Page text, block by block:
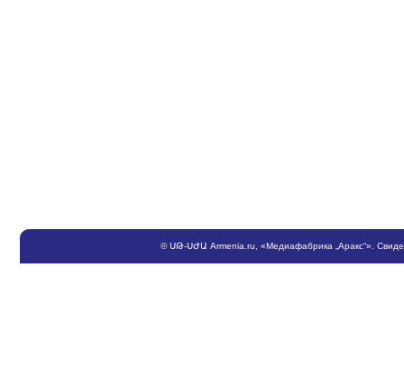
©ՍԹ-ՍԺԱ Armenia.ru , «Медиафабрика „Аракс“».